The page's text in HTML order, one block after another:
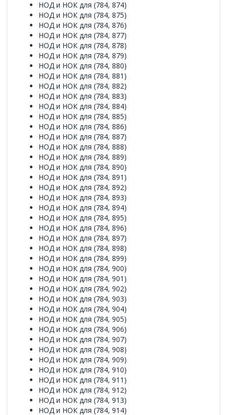
НОД и НОК для (784, 874)
НОД и НОК для (784, 875)
НОД и НОК для (784, 876)
НОД и НОК для (784, 877)
НОД и НОК для (784, 878)
НОД и НОК для (784, 879)
НОД и НОК для (784, 880)
НОД и НОК для (784, 881)
НОД и НОК для (784, 882)
НОД и НОК для (784, 883)
НОД и НОК для (784, 884)
НОД и НОК для (784, 885)
НОД и НОК для (784, 886)
НОД и НОК для (784, 887)
НОД и НОК для (784, 888)
НОД и НОК для (784, 889)
НОД и НОК для (784, 890)
НОД и НОК для (784, 891)
НОД и НОК для (784, 892)
НОД и НОК для (784, 893)
НОД и НОК для (784, 894)
НОД и НОК для (784, 895)
НОД и НОК для (784, 896)
НОД и НОК для (784, 897)
НОД и НОК для (784, 898)
НОД и НОК для (784, 899)
НОД и НОК для (784, 900)
НОД и НОК для (784, 901)
НОД и НОК для (784, 902)
НОД и НОК для (784, 903)
НОД и НОК для (784, 904)
НОД и НОК для (784, 905)
НОД и НОК для (784, 906)
НОД и НОК для (784, 907)
НОД и НОК для (784, 908)
НОД и НОК для (784, 909)
НОД и НОК для (784, 910)
НОД и НОК для (784, 911)
НОД и НОК для (784, 912)
НОД и НОК для (784, 913)
НОД и НОК для (784, 914)